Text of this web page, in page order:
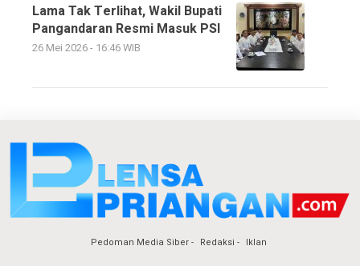
Lama Tak Terlihat, Wakil Bupati
Pangandaran Resmi Masuk PSI
26 Mei 2026 - 16:46 WIB
Pedoman Media Siber Redaksi Iklan